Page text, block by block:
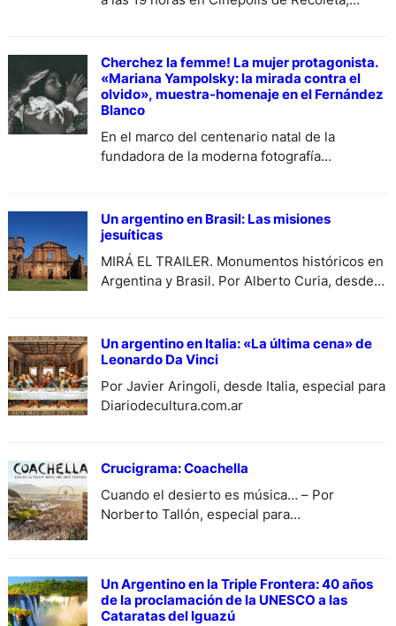
Cherchez la femme! La mujer protagonista.
«Mariana Yampolsky: la mirada contra el
olvido», muestra-homenaje en el Fernández
Blanco
En el marco del centenario natal de la
fundadora de la moderna fotografía
de Buenos Aires y la Secretaría de Cultura
mexicana presentan una muestra integrada
por sus obras más representativas y
memorables, que se puede visitar del 5 de
diciembre al 15…
Un argentino en Brasil: Las misiones
jesuíticas
MIRÁ EL TRAILER. Monumentos históricos en
Argentina y Brasil. Por Alberto Curia, desde
Un argentino en Italia: «La última cena» de
Leonardo Da Vinci
Por Javier Aringoli, desde Italia, especial para
Diariodecultura.com.ar
Crucigrama: Coachella
Cuando el desierto es música… – Por
Norberto Tallón, especial para
Un Argentino en la Triple Frontera: 40 años
de la proclamación de la UNESCO a las
Cataratas del Iguazú